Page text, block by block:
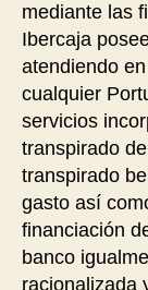
mediante las
Ibercaja
atendiendo
cualquier
servicios
transpirado
transpirado
gasto así­
financiación
banco
racionalizada